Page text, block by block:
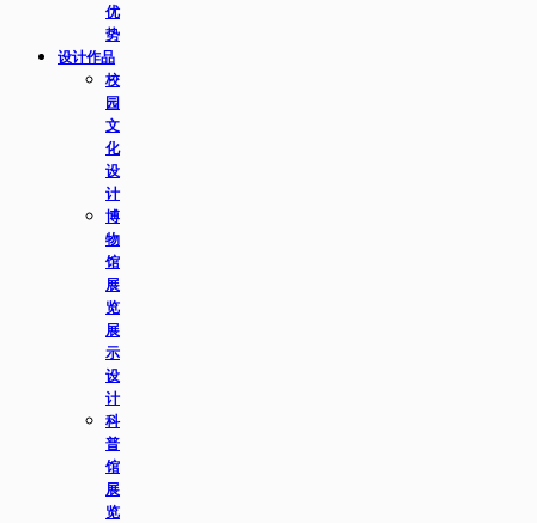
优
势
设计作品
校
园
文
化
设
计
博
物
馆
展
览
展
示
设
计
科
普
馆
展
览